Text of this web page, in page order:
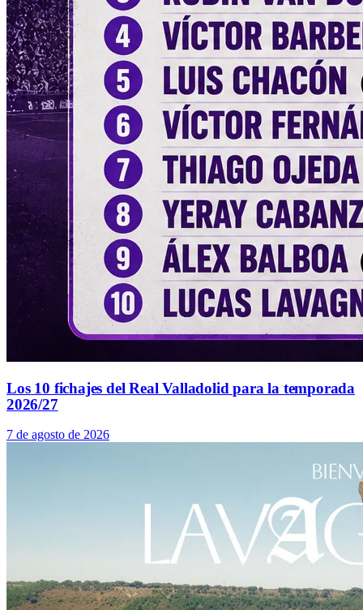
Los 10 fichajes del Real Valladolid para la temporada
2026/27
7 de agosto de 2026